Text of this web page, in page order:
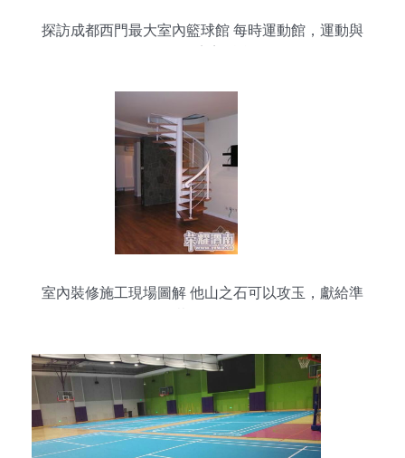
探訪成都西門最大室內籃球館 每時運動館，運動與
室內裝修施工現場圖解 他山之石可以攻玉，獻給準